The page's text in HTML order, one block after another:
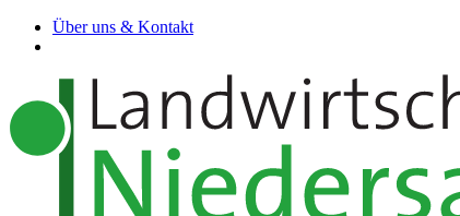
Über uns & Kontakt